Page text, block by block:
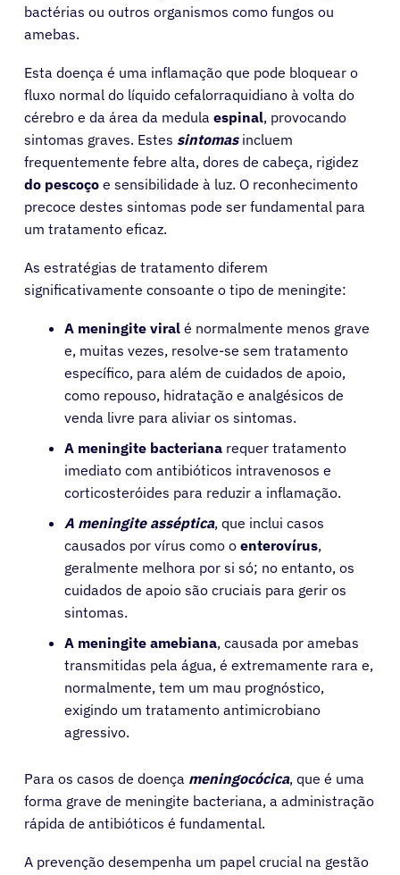
Pacientes
Médicos
Soluções
bactérias ou outros organismos como fungos ou
amebas.
Esta doença é uma inflamação que pode bloquear o
fluxo normal do líquido cefalorraquidiano à volta do
cérebro e da área da medula espinal, provocando
sintomas graves. Estes sintomasincluem
frequentemente febre alta, dores de cabeça, rigidez
do pescoço e sensibilidade à luz. O reconhecimento
precoce destes sintomas pode ser fundamental para
um tratamento eficaz.
As estratégias de tratamento diferem
significativamente consoante o tipo de meningite:
A meningite viral é normalmente menos grave
e, muitas vezes, resolve-se sem tratamento
específico, para além de cuidados de apoio,
como repouso, hidratação e analgésicos de
venda livre para aliviar os sintomas.
A meningite bacteriana requer tratamento
imediato com antibióticos intravenosos e
corticosteróides para reduzir a inflamação.
A meningite asséptica, que inclui casos
causados por vírus como o enterovírus,
geralmente melhora por si só; no entanto, os
cuidados de apoio são cruciais para gerir os
sintomas.
A meningite amebiana, causada por amebas
transmitidas pela água, é extremamente rara e,
normalmente, tem um mau prognóstico,
exigindo um tratamento antimicrobiano
agressivo.
Para os casos de doença meningocócica, que é uma
forma grave de meningite bacteriana, a administração
rápida de antibióticos é fundamental.
A prevenção desempenha um papel crucial na gestão